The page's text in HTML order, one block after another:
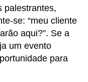
palestrantes,
se: “meu cliente
aqui?”. Se a
um evento
para